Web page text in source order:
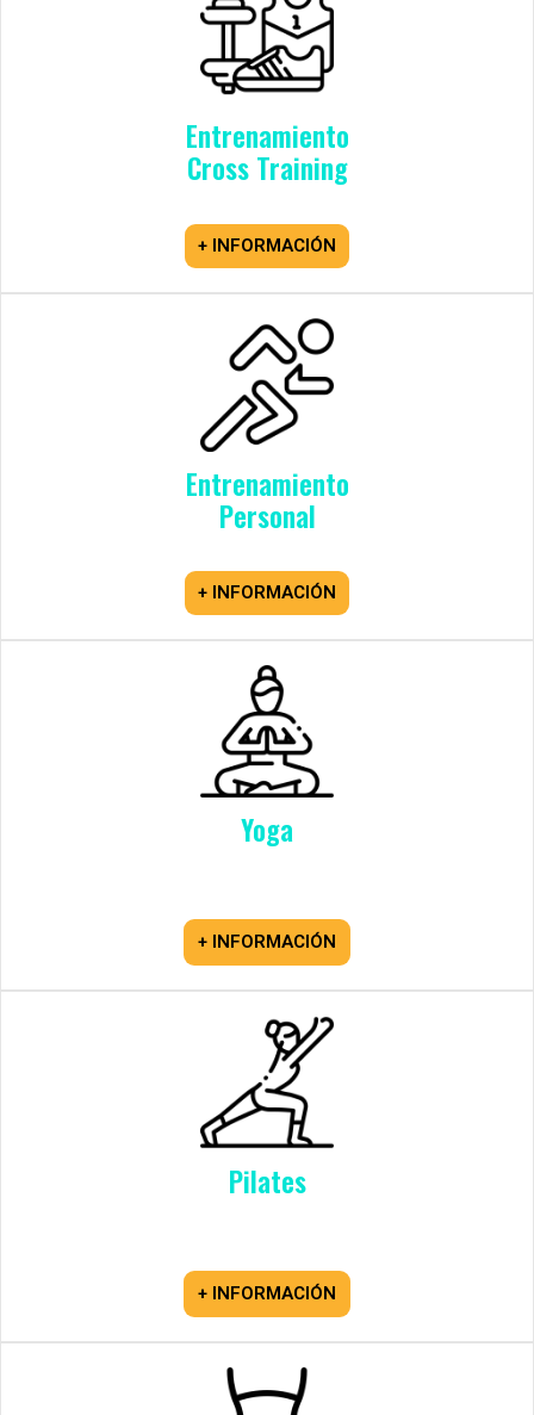
Entrenamiento
Cross Training
+ INFORMACIÓN
Entrenamiento
Personal
+ INFORMACIÓN
Yoga
+ INFORMACIÓN
Pilates
+ INFORMACIÓN